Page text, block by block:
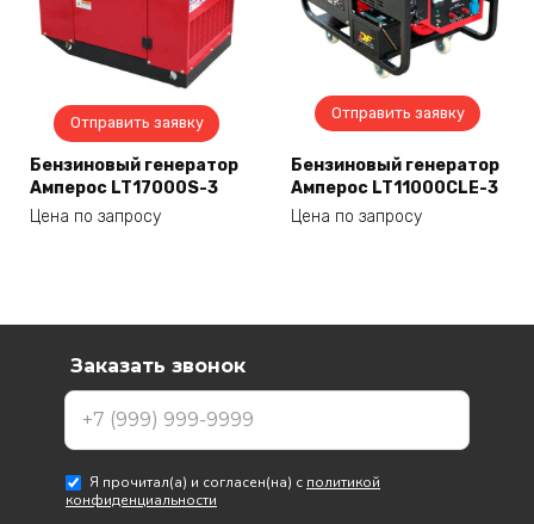
Отправить заявку
Бензиновый генератор
Амперос LT17000S-3
Цена по запросу
Отправить заявку
Бензиновый генератор
Амперос LT11000CLE-3
Цена по запросу